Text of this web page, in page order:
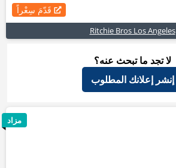
قَدّمَ سِعْراً
Ritchie Bros Los Angeles
لا تجد ما تبحث عنه؟
إنشر إعلانك المطلوب
مزاد